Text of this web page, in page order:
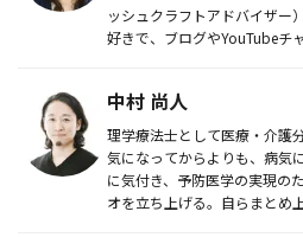
ッシュクラフトアドバイザー
好きで、ブログやYouTubeチ
中村 尚人
理学療法士として医療・介護
気になってからよりも、病気
に気付き、予防医学の実現の
オを立ち上げる。自らまとめ